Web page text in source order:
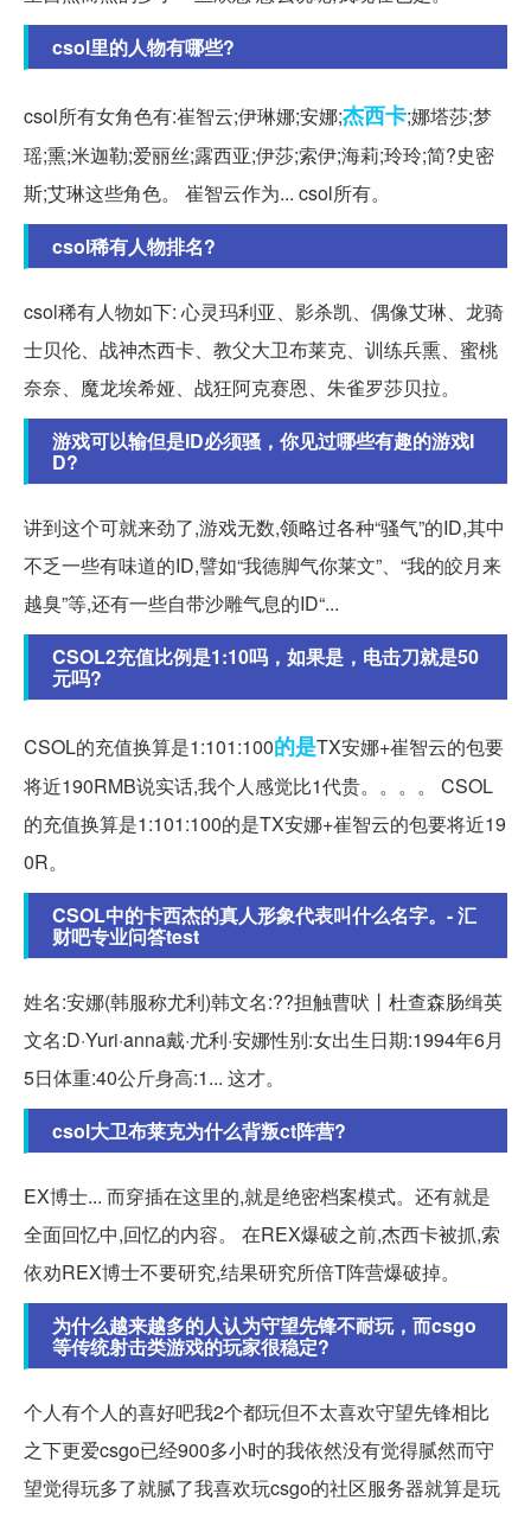
csol里的人物有哪些?
csol所有女角色有:崔智云;伊琳娜;安娜;杰西卡;娜塔莎;梦
瑶;熏;米迦勒;爱丽丝;露西亚;伊莎;索伊;海莉;玲玲;简?史密
斯;艾琳这些角色。 崔智云作为... csol所有。
csol稀有人物排名?
csol稀有人物如下: 心灵玛利亚、影杀凯、偶像艾琳、龙骑
士贝伦、战神杰西卡、教父大卫布莱克、训练兵熏、蜜桃
奈奈、魔龙埃希娅、战狂阿克赛恩、朱雀罗莎贝拉。
游戏可以输但是ID必须骚，你见过哪些有趣的游戏I
D?
讲到这个可就来劲了,游戏无数,领略过各种“骚气”的ID,其中
不乏一些有味道的ID,譬如“我德脚气你莱文”、“我的皎月来
越臭”等,还有一些自带沙雕气息的ID“...
CSOL2充值比例是1:10吗，如果是，电击刀就是50
元吗?
CSOL的充值换算是1:101:100的是TX安娜+崔智云的包要
将近190RMB说实话,我个人感觉比1代贵。。。。 CSOL
的充值换算是1:101:100的是TX安娜+崔智云的包要将近19
0R。
CSOL中的卡西杰的真人形象代表叫什么名字。- 汇
财吧专业问答test
姓名:安娜(韩服称尤利)韩文名:??担触曹吠丨杜查森肠缉英
文名:D·Yuri·anna戴·尤利·安娜性别:女出生日期:1994年6月
5日体重:40公斤身高:1... 这才。
csol大卫布莱克为什么背叛ct阵营?
EX博士... 而穿插在这里的,就是绝密档案模式。还有就是
全面回忆中,回忆的内容。 在REX爆破之前,杰西卡被抓,索
依劝REX博士不要研究,结果研究所倍T阵营爆破掉。
为什么越来越多的人认为守望先锋不耐玩，而csgo
等传统射击类游戏的玩家很稳定?
个人有个人的喜好吧我2个都玩但不太喜欢守望先锋相比
之下更爱csgo已经900多小时的我依然没有觉得腻然而守
望觉得玩多了就腻了我喜欢玩csgo的社区服务器就算是玩